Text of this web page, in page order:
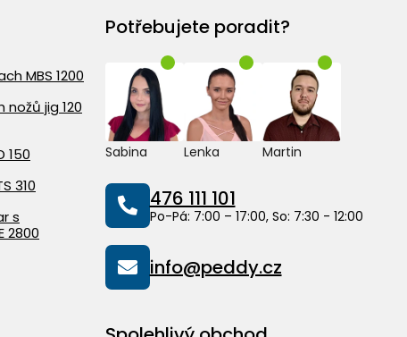
MBS 1200
jig 120
150
310
s
2800
Potřebujete poradit?
Sabina Lenka Martin
476 111 101
Po-Pá: 7:00 – 17:00, So: 7:30 - 12:00
info@peddy.cz